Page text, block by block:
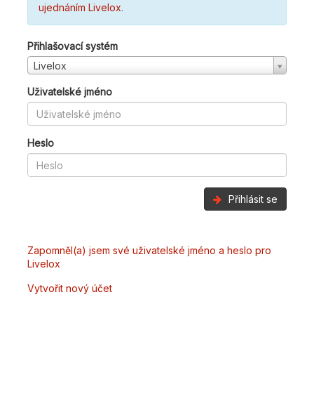
ujednáním Livelox.
Přihlašovací systém
Livelox
Uživatelské jméno
Heslo
Přihlásit se
Zapomněl(a) jsem své uživatelské jméno a heslo pro
Livelox
Vytvořit nový účet